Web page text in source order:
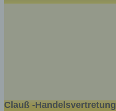
Clauß -Handelsvertretung